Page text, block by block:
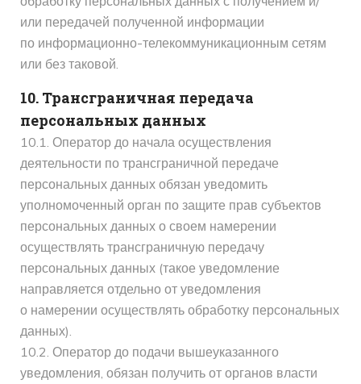
или передачей полученной информации
по информационно-телекоммуникационным сетям
или без таковой.
10. Трансграничная передача
персональных данных
10.1. Оператор до начала осуществления
деятельности по трансграничной передаче
персональных данных обязан уведомить
уполномоченный орган по защите прав субъектов
персональных данных о своем намерении
осуществлять трансграничную передачу
персональных данных (такое уведомление
направляется отдельно от уведомления
о намерении осуществлять обработку персональных
данных).
10.2. Оператор до подачи вышеуказанного
уведомления, обязан получить от органов власти